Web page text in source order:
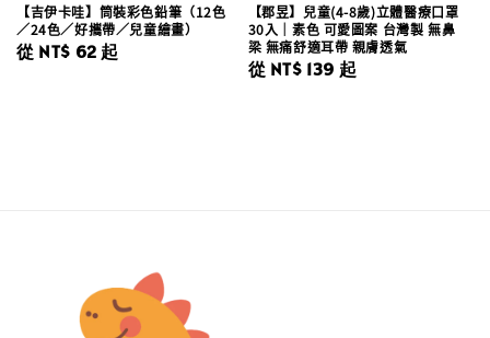
【吉伊卡哇】筒裝彩色鉛筆（12色
／24色／好攜帶／兒童繪畫）
Regular
從 NT$ 62 起
【郡昱】兒童(4-8歲)立體醫療口罩
30入｜素色 可愛圖案 台灣製 無鼻
梁 無痛舒適耳帶 親膚透氣
Regular
從 NT$ 139 起